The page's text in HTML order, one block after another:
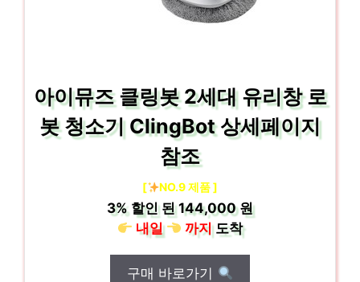
아이뮤즈 클링봇 2세대 유리창 로
봇 청소기 ClingBot 상세페이지
참조
[ NO.9 제품 ]
3%할인 된144,000 원
내일
까지도착
구매 바로가기